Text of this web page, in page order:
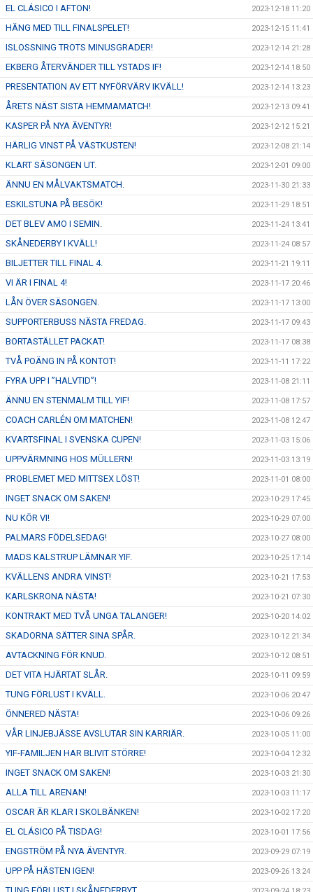
EL CLÁSICO I AFTON! 2023-12-18 11:20
HÄNG MED TILL FINALSPELET! 2023-12-15 11:41
ISLOSSNING TROTS MINUSGRADER! 2023-12-14 21:28
EKBERG ÅTERVÄNDER TILL YSTADS IF! 2023-12-14 18:50
PRESENTATION AV ETT NYFÖRVÄRV IKVÄLL! 2023-12-14 13:23
ÅRETS NÄST SISTA HEMMAMATCH! 2023-12-13 09:41
KASPER PÅ NYA ÄVENTYR! 2023-12-12 15:21
HÄRLIG VINST PÅ VÄSTKUSTEN! 2023-12-08 21:14
KLART SÄSONGEN UT. 2023-12-01 09:00
ÄNNU EN MÅLVAKTSMATCH. 2023-11-30 21:33
ESKILSTUNA PÅ BESÖK! 2023-11-29 18:51
DET BLEV AMO I SEMIN. 2023-11-24 13:41
SKÅNEDERBY I KVÄLL! 2023-11-24 08:57
BILJETTER TILL FINAL 4. 2023-11-21 19:11
VI ÄR I FINAL 4! 2023-11-17 20:46
LÅN ÖVER SÄSONGEN. 2023-11-17 13:00
SUPPORTERBUSS NÄSTA FREDAG. 2023-11-17 09:43
BORTASTÄLLET PACKAT! 2023-11-17 08:38
TVÅ POÄNG IN PÅ KONTOT! 2023-11-11 17:22
FYRA UPP I ”HALVTID”! 2023-11-08 21:11
ÄNNU EN STENMALM TILL YIF! 2023-11-08 17:57
COACH CARLÉN OM MATCHEN! 2023-11-08 12:47
KVARTSFINAL I SVENSKA CUPEN! 2023-11-03 15:06
UPPVÄRMNING HOS MÜLLERN! 2023-11-03 13:19
PROBLEMET MED MITTSEX LÖST! 2023-11-01 08:00
INGET SNACK OM SAKEN! 2023-10-29 17:45
NU KÖR VI! 2023-10-29 07:00
PALMARS FÖDELSEDAG! 2023-10-27 08:00
MADS KALSTRUP LÄMNAR YIF. 2023-10-25 17:14
KVÄLLENS ANDRA VINST! 2023-10-21 17:53
KARLSKRONA NÄSTA! 2023-10-21 07:30
KONTRAKT MED TVÅ UNGA TALANGER! 2023-10-20 14:02
SKADORNA SÄTTER SINA SPÅR. 2023-10-12 21:34
AVTACKNING FÖR KNUD. 2023-10-12 08:51
DET VITA HJÄRTAT SLÅR. 2023-10-11 09:59
TUNG FÖRLUST I KVÄLL. 2023-10-06 20:47
ÖNNERED NÄSTA! 2023-10-06 09:26
VÅR LINJEBJÄSSE AVSLUTAR SIN KARRIÄR. 2023-10-05 11:00
YIF-FAMILJEN HAR BLIVIT STÖRRE! 2023-10-04 12:32
INGET SNACK OM SAKEN! 2023-10-03 21:30
ALLA TILL ARENAN! 2023-10-03 11:17
OSCAR ÄR KLAR I SKOLBÄNKEN! 2023-10-02 17:20
EL CLÁSICO PÅ TISDAG! 2023-10-01 17:56
ENGSTRÖM PÅ NYA ÄVENTYR. 2023-09-29 07:19
UPP PÅ HÄSTEN IGEN! 2023-09-26 13:24